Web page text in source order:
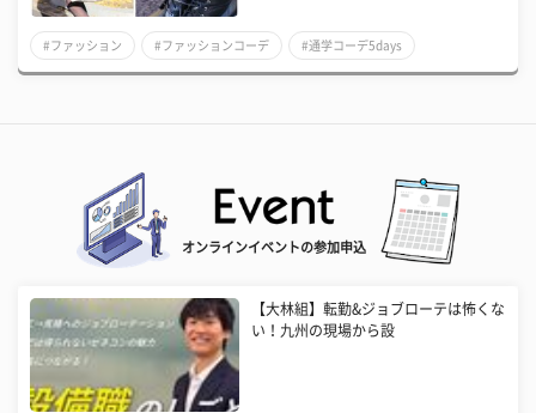
#ファッション #ファッションコーデ #通学コーデ5days
オンラインイベントの参加申込
【大林組】転勤&ジョブローテは怖くな
い！九州の現場から設